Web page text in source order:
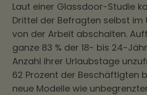
Laut einer Glassdoor-Studie
Drittel der Befragten selbst im
von der Arbeit abschalten.
ganze 83 % der 18- bis 24-
Anzahl ihrer Urlaubstage
62 Prozent der Beschäftigten
neue Modelle wie